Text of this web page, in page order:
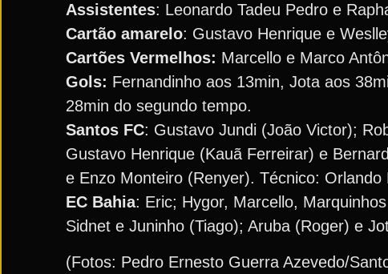
Assistentes: Leonardo Tadeu Pedro e
Cartão amarelo: Gustavo Henrique e
Cartões Vermelhos: Marcello e Marco
Gols: Fernandinho aos 13min, Jota aos
28min do segundo tempo.
Santos FC: Gustavo Jundi (João Victor);
Gustavo Henrique (Kauã Ferreirar) e
e Enzo Monteiro (Renyer). Técnico: Orlando
EC Bahia: Eric; Hygor, Marcello,
Sidnet e Juninho (Tiago); Aruba (Roger) e
(Fotos: Pedro Ernesto Guerra Azevedo/